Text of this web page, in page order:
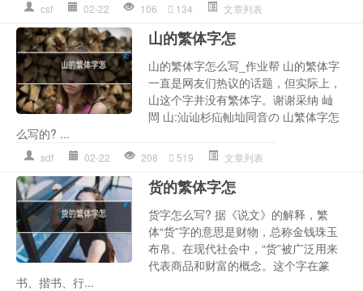
csf 02-22 106 134 文章列表
山的繁体字怎
山的繁体字怎么写_作业帮 山的繁体字
一直是网友们热议的话题，但实际上，
山这个字并没有繁体字。谢谢采纳 屾
閊 山:汕讪杉疝軕圸同音の 山繁体字怎
么写的? ...
sdf 02-22 208 519 文章列表
货的繁体字怎
货字怎么写? 据《说文》的解释，繁
体“货”字的意思是财物，总称金钱珠玉
布帛。在现代社会中，“货”被广泛用来
代表商品和财富的概念。这个字在篆
书、揩书、行...